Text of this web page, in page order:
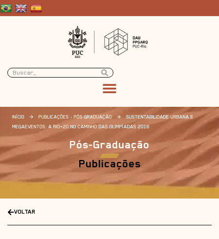
INÍCIO > PUBLICAÇÕES - PÓS GRADUAÇÃO >
SUSTENTABILIDADE URBANA E
MEGAEVENTOS: A RIO+20 NO CAMINHO DAS OLIMPÍADAS 2016
Pós-Graduação
Publicações
VOLTAR